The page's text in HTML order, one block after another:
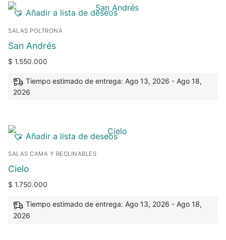
Añadir a lista de deseos
SALAS POLTRONA
San Andrés
$ 1.550.000
Tiempo estimado de entrega: Ago 13, 2026 - Ago 18,
2026
Añadir a lista de deseos
SALAS CAMA Y RECLINABLES
Cielo
$ 1.750.000
Tiempo estimado de entrega: Ago 13, 2026 - Ago 18,
2026